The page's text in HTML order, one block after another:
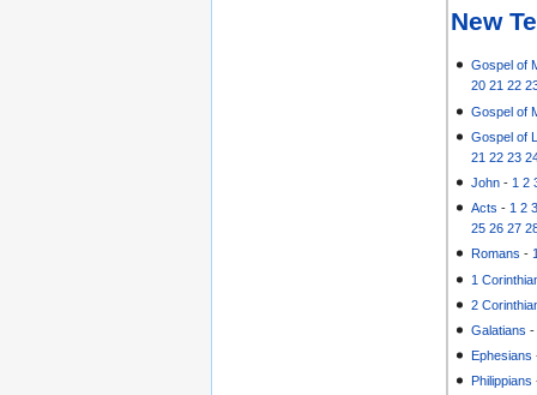
New
Gospel of
20 21 22
Gospel of
Gospel of
21 22 23
John - 1 2
Acts - 1 2
25 26 27
Romans -
1
2
Galatians
Ephesians
Philippians